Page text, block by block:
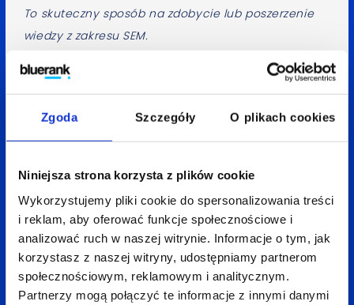
Zgoda Szczegóły O plikach cookies
Niniejsza strona korzysta z plików cookie
Wykorzystujemy pliki cookie do spersonalizowania treści
i reklam, aby oferować funkcje społecznościowe i
analizować ruch w naszej witrynie. Informacje o tym, jak
korzystasz z naszej witryny, udostępniamy partnerom
społecznościowym, reklamowym i analitycznym.
Partnerzy mogą połączyć te informacje z innymi danymi
To skuteczny sposób na zdobycie lub poszerzenie
wiedzy z zakresu SEM.
Arkadiusz Słota
w Agros Nova
—
Spodobał Ci się artykuł? Udostępnij go:
LinkedInFacebook
X